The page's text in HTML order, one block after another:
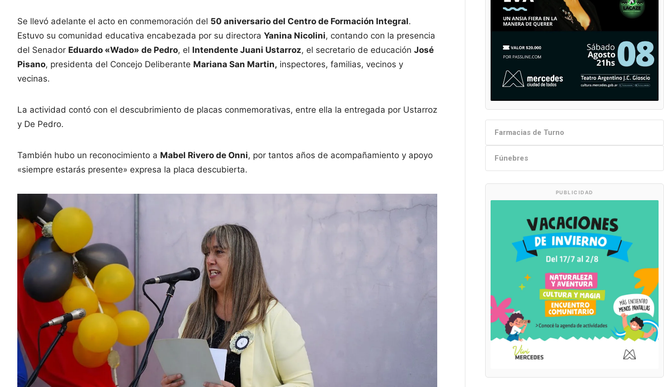
Se llevó adelante el acto en conmemoración del 50 aniversario del Centro de Formación Integral.
Estuvo su comunidad educativa encabezada por su directoraYanina Nicolini, contando con la presencia
del Senador Eduardo «Wado» de Pedro, el Intendente Juani Ustarroz, el secretario de educaciónJosé
Pisano, presidenta del Concejo Deliberante Mariana San Martin, inspectores, familias, vecinos y
vecinas.
La actividad contó con el descubrimiento de placas conmemorativas, entre ella la entregada por Ustarroz
y De Pedro.
También hubo un reconocimiento a Mabel Rivero de Onni, por tantos años de acompañamiento y apoyo
«siempre estarás presente» expresa la placa descubierta.
Farmacias de Turno
Fúnebres
PUBLICIDAD